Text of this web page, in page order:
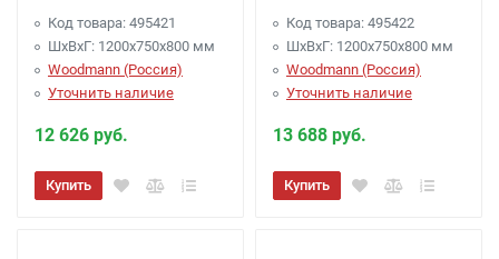
Доставка до терминала ТК* на сумму менее
80 000 руб.- 1000 руб.
* -города отправителя, Список ТК :
Подъем Мебели (Крупногабаритные вещи)
Подъем от 350 рублей этаж (включая
Подъем от 700 рублей при использовании
Код товара: 495421
ШхВхГ: 1200х750х800 мм
Woodmann (Россия)
Уточнить наличие
12 626 руб.
Купить
Код товара: 495422
ШхВхГ: 1200х750х800 мм
Woodmann (Россия)
Уточнить наличие
13 688 руб.
Купить